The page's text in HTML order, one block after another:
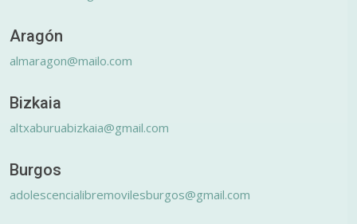
Aragón
almaragon@mailo.com
Bizkaia
altxaburuabizkaia@gmail.com
Burgos
adolescencialibremovilesburgos@gmail.com